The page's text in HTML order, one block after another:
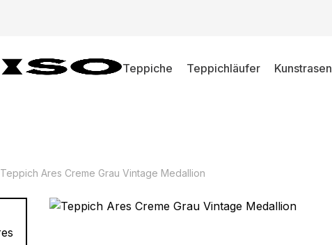
Teppiche Teppichläufer Kunstrasen
Teppich Ares Creme Grau Vintage Medallion